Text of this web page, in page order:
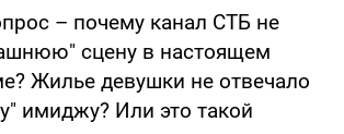
– почему канал СТБ не
сцену в настоящем
Жилье девушки не отвечало
имиджу? Или это такой